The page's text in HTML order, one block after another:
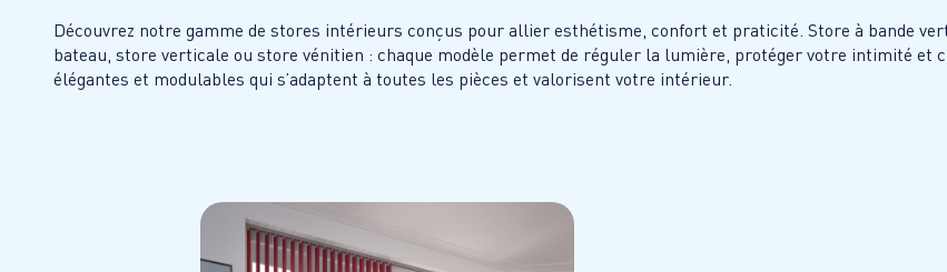
Découvrez notre gamme de stores intérieurs conçus pour allier esthétisme, confort et praticité. Store à bande
bateau, store verticale ou store vénitien : chaque modèle permet de réguler la lumière, protéger votre intimité et
élégantes et modulables qui s’adaptent à toutes les pièces et valorisent votre intérieur.